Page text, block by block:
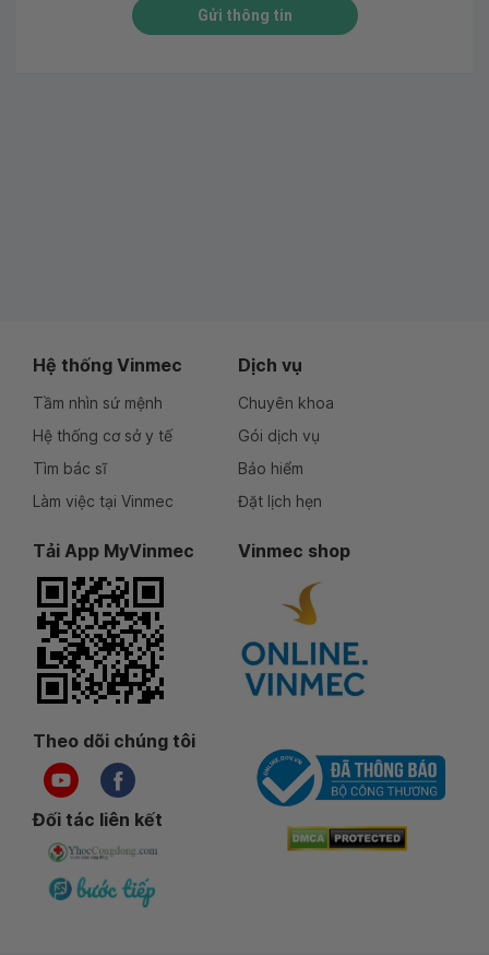
Gửi thông tin
Hệ thống Vinmec
Tầm nhìn sứ mệnh
Hệ thống cơ sở y tế
Tìm bác sĩ
Làm việc tại Vinmec
Dịch vụ
Chuyên khoa
Gói dịch vụ
Bảo hiểm
Đặt lịch hẹn
Tải App MyVinmec Vinmec shop
Theo dõi chúng tôi
Đối tác liên kết